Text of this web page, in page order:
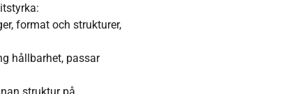
format och strukturer,
hållbarhet, passar